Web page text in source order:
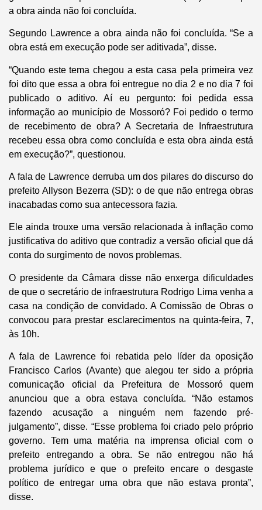
a obra ainda não foi concluída.
Segundo Lawrence a obra ainda não foi concluída. “Se a
obra está em execução pode ser aditivada”, disse.
“Quando este tema chegou a esta casa pela primeira vez
foi dito que essa a obra foi entregue no dia 2 e no dia 7 foi
publicado o aditivo. Aí eu pergunto: foi pedida essa
informação ao município de Mossoró? Foi pedido o termo
de recebimento de obra? A Secretaria de Infraestrutura
recebeu essa obra como concluída e esta obra ainda está
em execução?”, questionou.
A fala de Lawrence derruba um dos pilares do discurso do
prefeito Allyson Bezerra (SD): o de que não entrega obras
inacabadas como sua antecessora fazia.
Ele ainda trouxe uma versão relacionada à inflação como
justificativa do aditivo que contradiz a versão oficial que dá
conta do surgimento de novos problemas.
O presidente da Câmara disse não enxerga dificuldades
de que o secretário de infraestrutura Rodrigo Lima venha a
casa na condição de convidado. A Comissão de Obras o
convocou para prestar esclarecimentos na quinta-feira, 7,
às 10h.
A fala de Lawrence foi rebatida pelo líder da oposição
Francisco Carlos (Avante) que alegou ter sido a própria
comunicação oficial da Prefeitura de Mossoró quem
anunciou que a obra estava concluída. “Não estamos
fazendo acusação a ninguém nem fazendo pré-
julgamento”, disse. “Esse problema foi criado pelo próprio
governo. Tem uma matéria na imprensa oficial com o
prefeito entregando a obra. Se não entregou não há
problema jurídico e que o prefeito encare o desgaste
político de entregar uma obra que não estava pronta”,
disse.